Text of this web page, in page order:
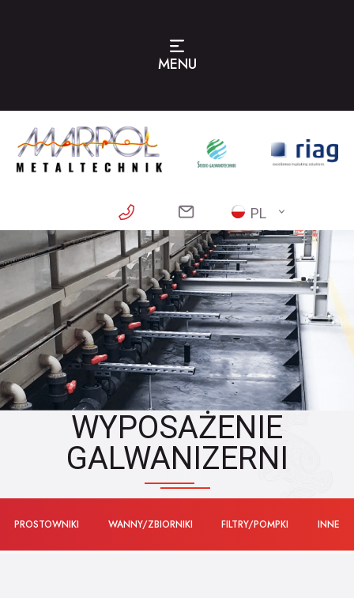
MENU
PL
WYPOSAŻENIE
GALWANIZERNI
PROSTOWNIKI WANNY/ZBIORNIKI FILTRY/POMPKI INNE